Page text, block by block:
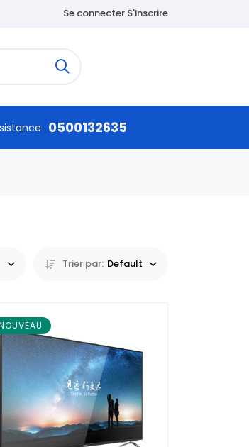
Se connecter S'inscrire
0500132635
Trier par: Default